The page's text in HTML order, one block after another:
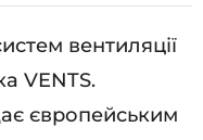
вентиляції
VENTS.
європейським